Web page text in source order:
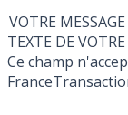
VOTRE MESSAGE
Ce champ